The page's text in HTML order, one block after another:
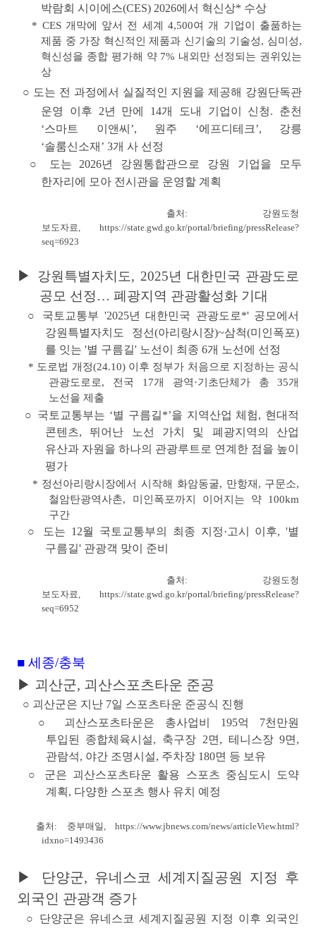
박람회 시이에스(CES) 2026에서 혁신상* 수상
* CES 개막에 앞서 전 세계 4,500여 개 기업이 출품하는
제품 중 가장 혁신적인 제품과 신기술의 기술성, 심미성,
혁신성을 종합 평가해 약 7% 내외만 선정되는 권위있는
상
○ 도는 전 과정에서 실질적인 지원을 제 공해 강원단독관
운영 이후 2년 만에 14개 도내 기업이 신청. 춘천
‘스마트 이앤씨’, 원주 ‘에프디테크’, 강릉
‘솔룸신소재’3개 사 선정
○ 도는 2026년
강원통합관으로 강원 기업을 모두
한자리에 모아 전시관을 운영할 계획
출처: 강원도청
보도자료,https://state.gwd.go.kr/portal/briefing/pressRelease?
seq=6923
▶ 강원특별자치도, 2025년 대한민국 관광도로
공모 선정… 폐광지역 관광활성화 기대
○ 국토교통부 '2025년 대한민국 관광도로*'공모에서
강원특별자치도 정선(아리랑시장)~삼척(미인폭포)
를 잇는 '별 구름길' 노선이 최종 6개 노선에 선정
* 도로법 개정(24.10) 이후 정부가 처음으로 지정하는 공식
관광도로로, 전국 17개 광역·기초단체가 총 35개
노선을 제출
○ 국토교통부는 ‘별 구름길*’을 지역산업 체험, 현대적
콘텐츠, 뛰어난 노선 가치 및 폐광지역의 산업
유산과 자원을 하나의 관광루트로 연계한 점을 높이
평가
* 정선아리랑시장에서 시작해 화암동굴, 만항재, 구문소,
철암탄광역사촌, 미인폭포까지 이어지는 약 100km
구간
○ 도는 12월 국토교통부의 최종 지정·고시 이후,'별
구름길' 관광객 맞이
준비
출처: 강원도청
보도자료,https://state.gwd.go.kr/portal/briefing/pressRelease?
seq=6952
■ 세종/충북
▶ 괴산군, 괴산스포츠타운 준공
○ 괴산군은 지난 7일 스포츠타운 준공식 진행
○
괴산스포츠타운은 총사업비 195억 7천만원
투입된 종합체육시설, 축구장 2면, 테니스장 9면,
관람석, 야간 조명시설, 주차장 180면 등 보유
○ 군은 괴산스포츠타운 활용 스포츠 중심도시 도약
계획, 다양한 스포츠 행사 유치 예정
출처: 중부매일,https://www.jbnews.com/news/articleView.html?
idxno=1493436
▶ 단양군, 유네스코 세계지질공원 지정 후
외국인 관광객 증가
○ 단양군은 유네스코 세계지질공원 지정 이후 외국인